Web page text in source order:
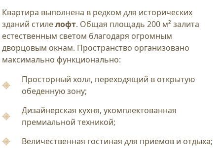
Квартира выполнена в редком для исторических
зданий стилелофт. Общая площадь 200 м² залита
естественным светом благодаря огромным
дворцовым окнам. Пространство организовано
максимально функционально:
Просторный холл, переходящий в открытую
обеденную зону;
Дизайнерская кухня, укомплектованная
премиальной техникой;
Величественная гостиная для приемов и отдыха;